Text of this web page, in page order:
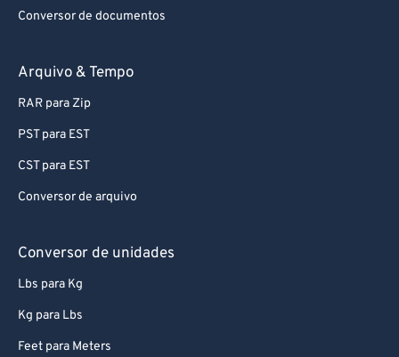
Conversor de documentos
Arquivo & Tempo
RAR para Zip
PST para EST
CST para EST
Conversor de arquivo
Conversor de unidades
Lbs para Kg
Kg para Lbs
Feet para Meters